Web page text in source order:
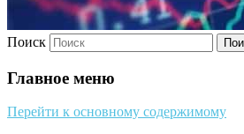
Поиск
Главное меню
Перейти к основному содержимому